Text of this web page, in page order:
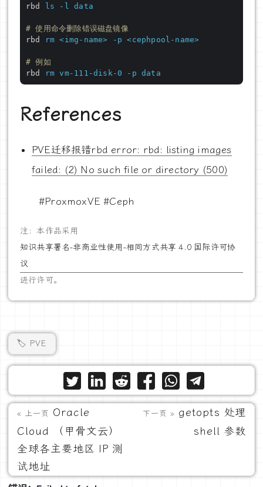
rbd
ls -l data
# 使用命令删除错误磁盘镜像
rbd
rm <img-name> -p <cephpool-name>
# 例如
rbd
rm vm-111-disk-0 -p data
References
PVE迁移报错rbd error: rbd: listing images
failed: (2) No such file or directory (500)
#ProxmoxVE #Ceph
注：本作品采用
知识共享署名-非商业性使用-相同方式共享 4.0 国际许可协
议
进行许可。
🏷️ PVE
« 上一页 Oracle
Cloud （甲骨文云）
全球各主要地区 IP 测
试地址
下一页 » getopts 处理
shell 参数